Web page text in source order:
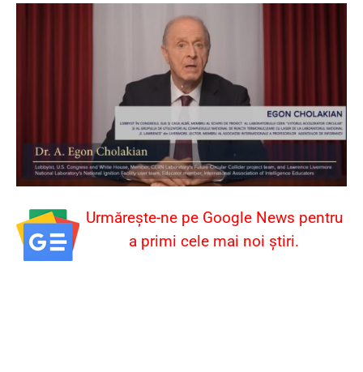
Urmărește-ne pe Google News pentru
a primi cele mai noi știri.